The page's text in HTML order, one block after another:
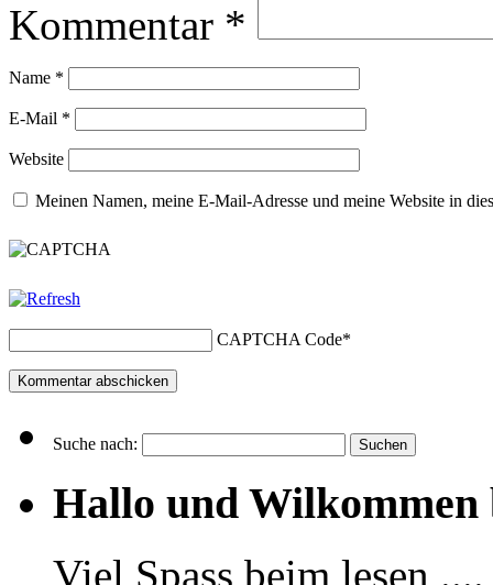
Kommentar *
Name *
E-Mail *
Website
Meinen Namen, meine E-Mail-Adresse und meine Website in
CAPTCHA Code*
Suche nach:
Hallo und Wilkommen
Viel Spass beim lesen